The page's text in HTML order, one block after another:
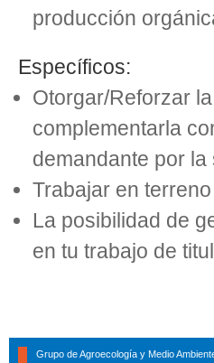
producción
Específicos:
Otorgar/Reforzar
complementarla
demandante por
Trabajar en
La posibilidad de
en tu trabajo de
Grupo de Agroecología y Medio